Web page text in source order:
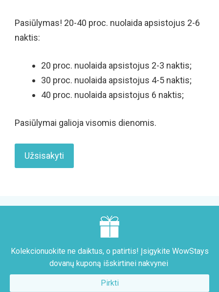
Pasiūlymas! 20-40 proc. nuolaida apsistojus 2-6
naktis:
20 proc. nuolaida apsistojus 2-3 naktis;
30 proc. nuolaida apsistojus 4-5 naktis;
40 proc. nuolaida apsistojus 6 naktis;
Pasiūlymai galioja visomis dienomis.
Užsisakyti
Kolekcionuokite ne daiktus, o patirtis! Įsigykite WowStays
dovanų kuponą išskirtinei nakvynei
Pirkti